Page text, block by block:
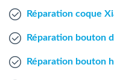
Réparation coque
Réparation bouton
Réparation bouton